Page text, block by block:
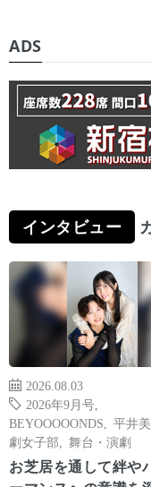
ADS
インタビュー
2026.08.03
2026年9月号
BEYOOOOONDS
平井
劇女子部
舞台・演劇
お芝居を通して絆や